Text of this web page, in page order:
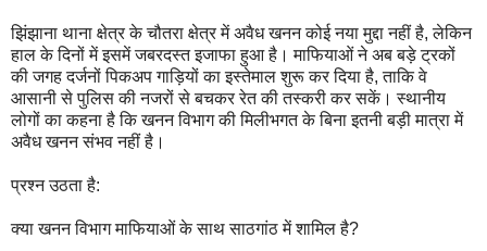
झिंझाना थाना क्षेत्र के चौतरा क्षेत्र में अवैध खनन कोई नया मुद्दा नहीं है, लेकिन
हाल के दिनों में इसमें जबरदस्त इजाफा हुआ है। माफियाओं ने अब बड़े ट्रकों
की जगह दर्जनों पिकअप गाड़ियों का इस्तेमाल शुरू कर दिया है, ताकि वे
आसानी से पुलिस की नजरों से बचकर रेत की तस्करी कर सकें। स्थानीय
लोगों का कहना है कि खनन विभाग की मिलीभगत के बिना इतनी बड़ी मात्रा में
अवैध खनन संभव नहीं है।
प्रश्न उठता है:
क्या खनन विभाग माफियाओं के साथ साठगांठ में शामिल है?